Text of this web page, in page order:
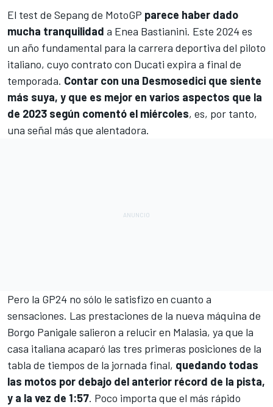
El test de Sepang de MotoGP parece haber dado
mucha tranquilidad a Enea Bastianini. Este 2024 es
un año fundamental para la carrera deportiva del piloto
italiano, cuyo contrato con Ducati expira a final de
temporada. Contar con una Desmosedici que siente
más suya, y que es mejor en varios aspectos que la
de 2023 según comentó el miércoles, es, por tanto,
una señal más que alentadora.
Pero la GP24 no sólo le satisfizo en cuanto a
sensaciones. Las prestaciones de la nueva máquina de
Borgo Panigale salieron a relucir en Malasia, ya que la
casa italiana acaparó las tres primeras posiciones de la
tabla de tiempos de la jornada final, quedando todas
las motos por debajo del anterior récord de la pista,
y a la vez de 1:57. Poco importa que el más rápido